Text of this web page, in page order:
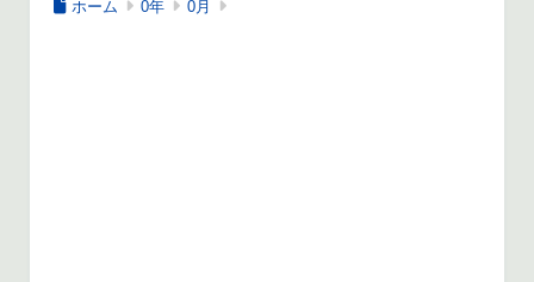
ホーム 0年 0月